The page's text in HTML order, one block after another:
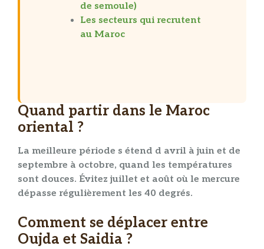
de semoule)
Les secteurs qui recrutent
au Maroc
Quand partir dans le Maroc
oriental ?
La meilleure période s étend d avril à juin et de
septembre à octobre, quand les températures
sont douces. Évitez juillet et août où le mercure
dépasse régulièrement les 40 degrés.
Comment se déplacer entre
Oujda et Saidia ?